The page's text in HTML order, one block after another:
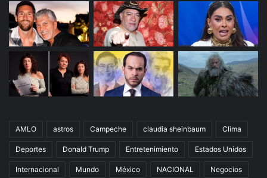
AMLO astros Campeche claudia sheinbaum Clima
Deportes Donald Trump Entretenimiento Estados Unidos
Internacional Mundo México NACIONAL Negocios